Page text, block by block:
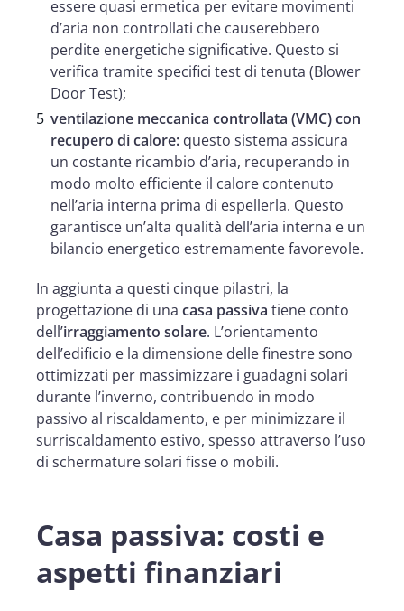
essere quasi ermetica per evitare movimenti
d’aria non controllati che causerebbero
perdite energetiche significative. Questo si
verifica tramite specifici test di tenuta (Blower
Door Test);
ventilazione meccanica controllata (VMC) con
recupero di calore: questo sistema assicura
un costante ricambio d’aria, recuperando in
modo molto efficiente il calore contenuto
nell’aria interna prima di espellerla. Questo
garantisce un’alta qualità dell’aria interna e un
bilancio energetico estremamente favorevole.
In aggiunta a questi cinque pilastri, la
progettazione di una casa passiva tiene conto
dell’irraggiamento solare. L’orientamento
dell’edificio e la dimensione delle finestre sono
ottimizzati per massimizzare i guadagni solari
durante l’inverno, contribuendo in modo
passivo al riscaldamento, e per minimizzare il
surriscaldamento estivo, spesso attraverso l’uso
di schermature solari fisse o mobili.
Casa passiva: costi e
aspetti finanziari